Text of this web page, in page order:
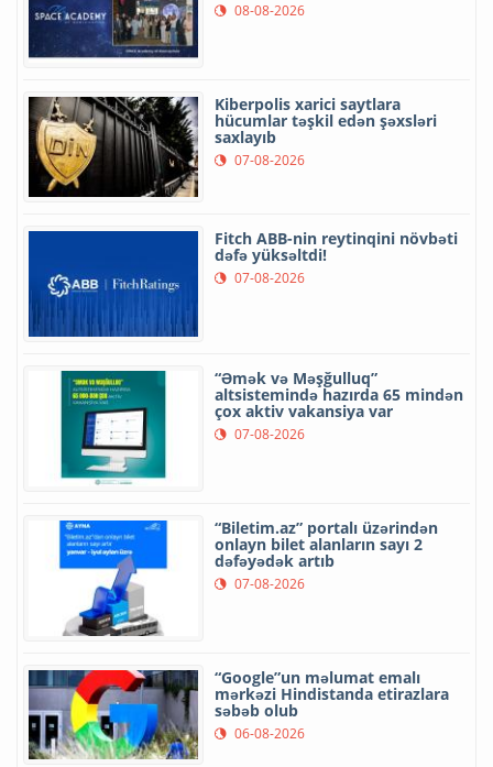
08-08-2026
Kiberpolis xarici saytlara
hücumlar təşkil edən şəxsləri
saxlayıb
07-08-2026
Fitch ABB-nin reytinqini növbəti
dəfə yüksəltdi!
07-08-2026
“Əmək və Məşğulluq”
altsistemində hazırda 65 mindən
çox aktiv vakansiya var
07-08-2026
“Biletim.az” portalı üzərindən
onlayn bilet alanların sayı 2
dəfəyədək artıb
07-08-2026
“Google”un məlumat emalı
mərkəzi Hindistanda etirazlara
səbəb olub
06-08-2026